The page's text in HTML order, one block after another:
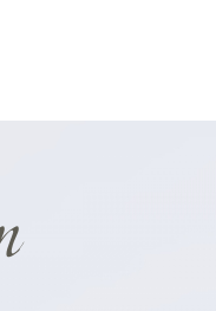
せて頂きま
２９日（月）
休診とさせい